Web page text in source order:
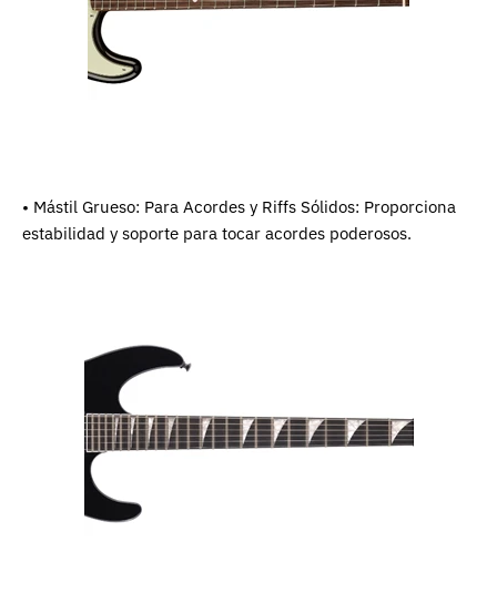
• Mástil Grueso: Para Acordes y Riffs Sólidos: Proporciona
estabilidad y soporte para tocar acordes poderosos.